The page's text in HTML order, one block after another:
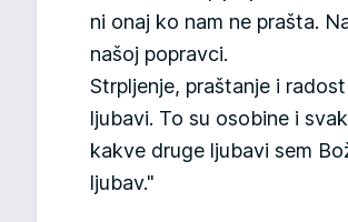
ni onaj ko nam ne prašta.
našoj popravci.
Strpljenje, praštanje i
ljubavi. To su osobine i
kakve druge ljubavi sem
ljubav."